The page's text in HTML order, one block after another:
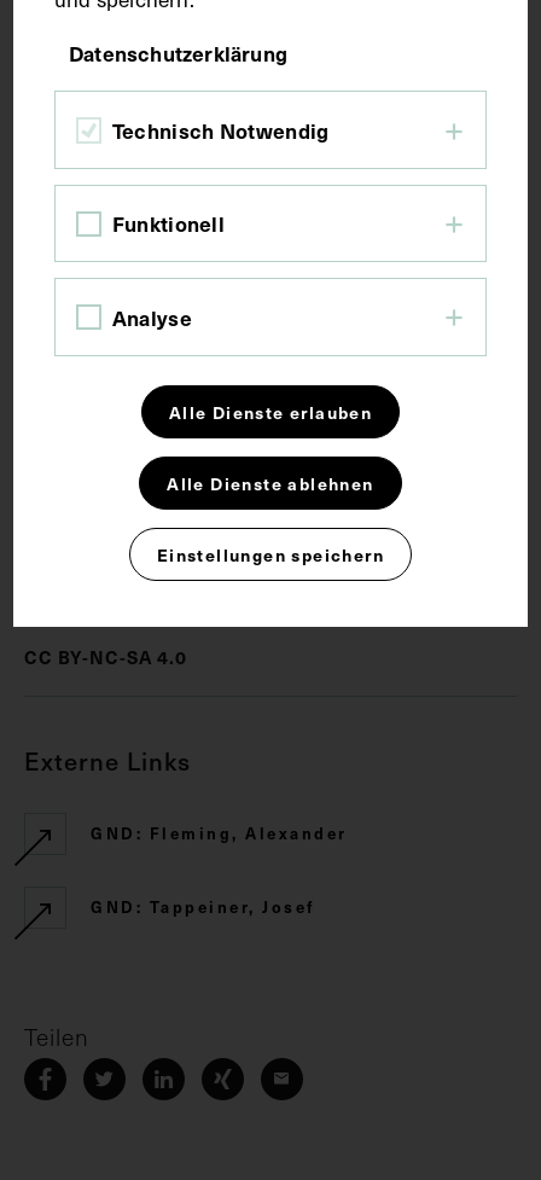
Bildmaß 16 x 21 cm
Kurzbeschreibung
Neg. (9x12) 921 Neg. III. 120/4
Antibiotikum Arzt
Bakteriologie
Laboratorium
Nobelpreis für Medizin
Penicilline
CC BY-NC-SA 4.0
Externe Links
GND: Fleming, Alexander
GND: Tappeiner, Josef
Teilen
Datenschutzerklärung
Technisch Notwendig
Funktionell
Analyse
Alle Dienste erlauben
Alle Dienste ablehnen
Einstellungen speichern